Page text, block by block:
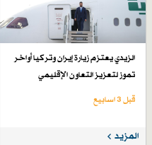
الزيدي يعتزم زيارة إيران وتركيا أواخر
تموز لتعزيز التعاون الإقليمي
قبل 3 اسابیع
المزيد